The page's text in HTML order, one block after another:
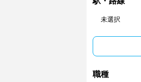
未選択
職種